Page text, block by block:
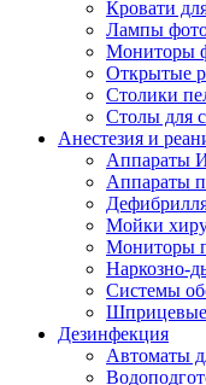
Кровати
Лампы
Мониторы
Открытые
Столики
Столы для
Анестезия и
Аппараты
Аппараты
Мойки
Мониторы
Наркозно-
Системы
Дезинфекция
Автоматы